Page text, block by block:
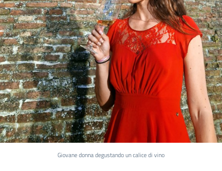
Giovane donna degustando un calice di vino